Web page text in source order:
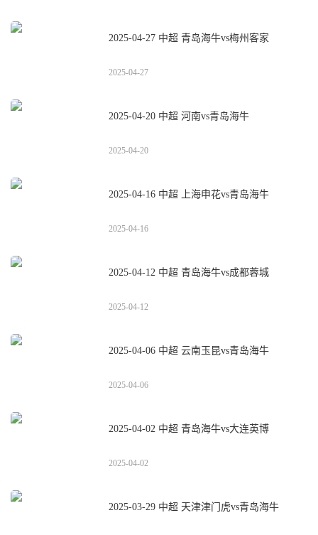
2025-04-27 中超 青岛海牛vs梅州客家
2025-04-27
2025-04-20 中超 河南vs青岛海牛
2025-04-20
2025-04-16 中超 上海申花vs青岛海牛
2025-04-16
2025-04-12 中超 青岛海牛vs成都蓉城
2025-04-12
2025-04-06 中超 云南玉昆vs青岛海牛
2025-04-06
2025-04-02 中超 青岛海牛vs大连英博
2025-04-02
2025-03-29 中超 天津津门虎vs青岛海牛